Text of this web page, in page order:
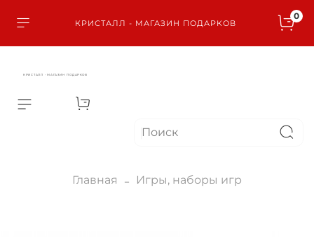
КРИСТАЛЛ - МАГАЗИН ПОДАРКОВ
0
КРИСТАЛЛ - МАГАЗИН ПОДАРКОВ
Главная Игры, наборы игр